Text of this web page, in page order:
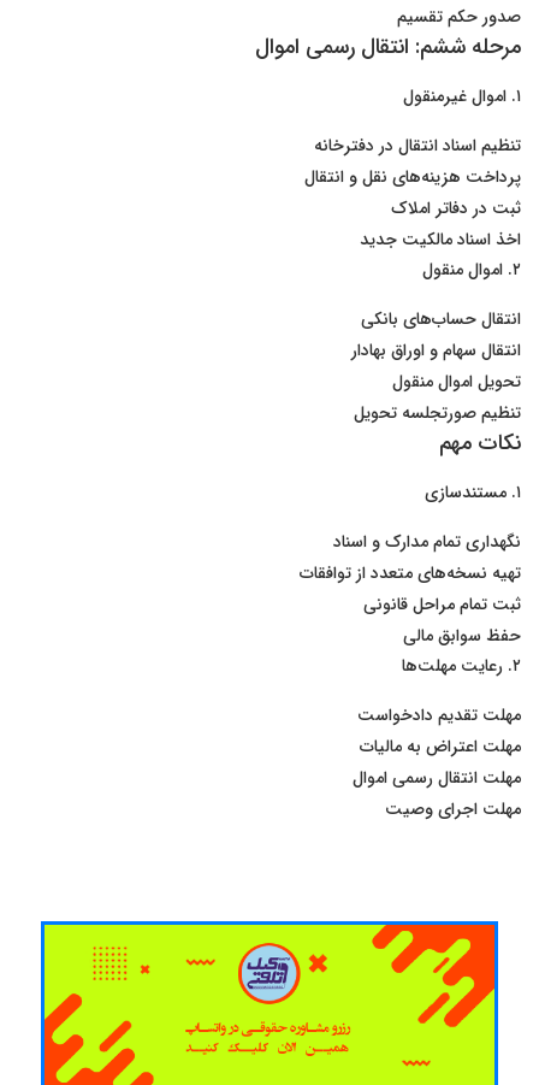
صدور حکم تقسیم
مرحله ششم: انتقال رسمی اموال
۱. اموال غیرمنقول
تنظیم اسناد انتقال در دفترخانه
پرداخت هزینه‌های نقل و انتقال
ثبت در دفاتر املاک
اخذ اسناد مالکیت جدید
۲. اموال منقول
انتقال حساب‌های بانکی
انتقال سهام و اوراق بهادار
تحویل اموال منقول
تنظیم صورتجلسه تحویل
نکات مهم
۱. مستندسازی
نگهداری تمام مدارک و اسناد
تهیه نسخه‌های متعدد از توافقات
ثبت تمام مراحل قانونی
حفظ سوابق مالی
۲. رعایت مهلت‌ها
مهلت تقدیم دادخواست
مهلت اعتراض به مالیات
مهلت انتقال رسمی اموال
مهلت اجرای وصیت